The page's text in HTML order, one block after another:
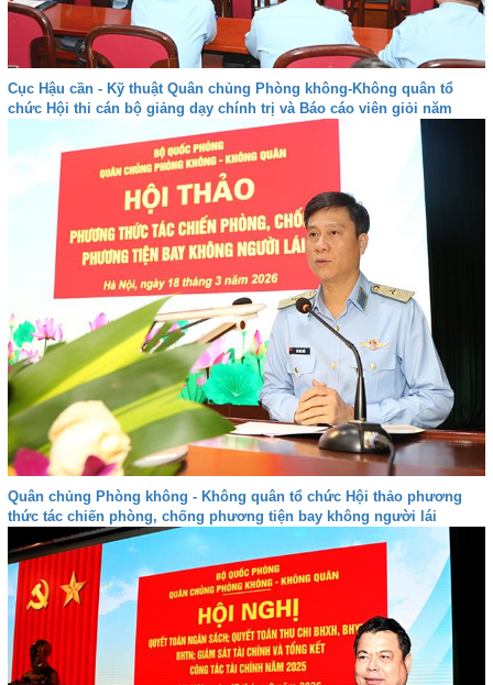
Cục Hậu cần - Kỹ thuật Quân chủng Phòng không-Không quân tổ
chức Hội thi cán bộ giảng dạy chính trị và Báo cáo viên giỏi năm
Quân chủng Phòng không - Không quân tổ chức Hội thảo phương
thức tác chiến phòng, chống phương tiện bay không người lái